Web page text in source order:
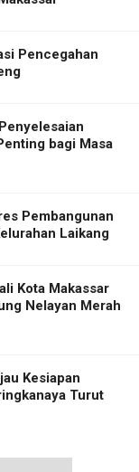
Pencegahan
bagi Masa
Pembangunan
Laikang
Kota Makassar
Nelayan Merah
Kesiapan
Turut